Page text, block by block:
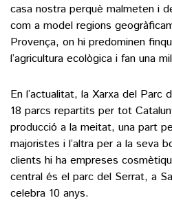
casa nostra perquè malmeten i
com a model regions
Provença, on hi predominen
l’agricultura ecològica i fan una
En l’actualitat, la Xarxa del Parc
18 parcs repartits per tot
producció a la meitat, una part
majoristes i l’altra per a la seva
clients hi ha empreses
central és el parc del Serrat, a
celebra 10 anys.